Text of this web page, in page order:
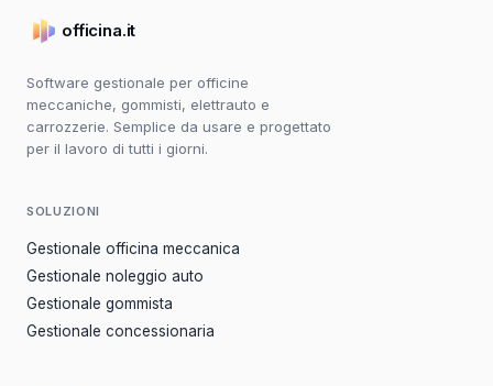
officina.it
Software gestionale per officine
meccaniche, gommisti, elettrauto e
carrozzerie. Semplice da usare e progettato
per il lavoro di tutti i giorni.
SOLUZIONI
Gestionale officina meccanica
Gestionale noleggio auto
Gestionale gommista
Gestionale concessionaria